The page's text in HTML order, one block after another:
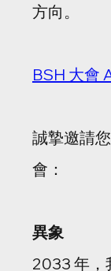
方向。
BSH 大會
誠摯邀請
會：
異象
2033 年，